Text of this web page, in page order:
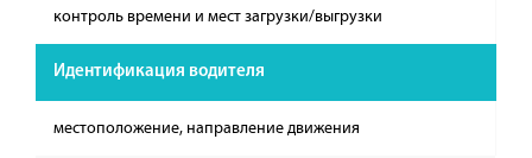
контроль времени и мест загрузки/выгрузки
Идентификация водителя
местоположение, направление движения